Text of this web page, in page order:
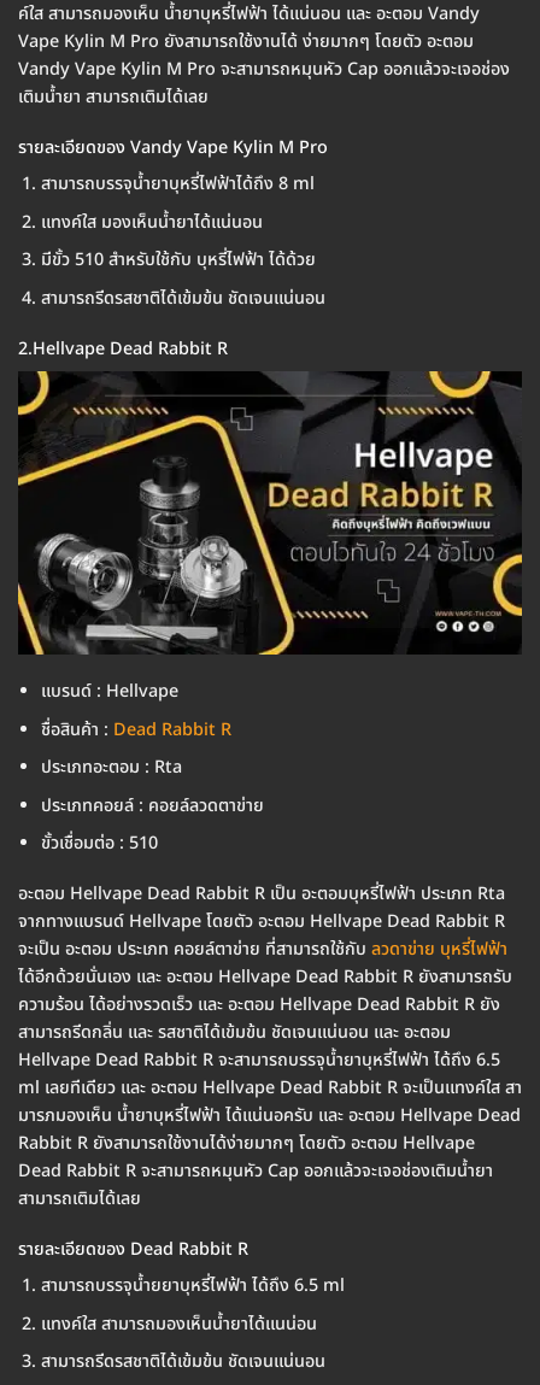
ค์ใส สามารถมองเห็น น้ำยาบุหรี่ไฟฟ้า ได้แน่นอน และ อะตอม Vandy
Vape Kylin M Pro ยังสามารถใช้งานได้ ง่ายมากๆ โดยตัว อะตอม
Vandy Vape Kylin M Pro จะสามารถหมุนหัว Cap ออกแล้วจะเจอช่อง
เติมน้ำยา สามารถเติมได้เลย
รายละเอียดของ Vandy Vape Kylin M Pro
สามารถบรรจุน้ำยาบุหรี่ไฟฟ้าได้ถึง 8 ml
แทงค์ใส มองเห็นน้ำยาได้แน่นอน
มีขั้ว 510 สำหรับใช้กับ บุหรี่ไฟฟ้า ได้ด้วย
สามารถรีดรสชาติได้เข้มข้น ชัดเจนแน่นอน
2.Hellvape Dead Rabbit R
แบรนด์ : Hellvape
ชื่อสินค้า : Dead Rabbit R
ประเภทอะตอม : Rta
ประเภทคอยล์ : คอยล์ลวดตาข่าย
ขั้วเชื่อมต่อ : 510
อะตอม Hellvape Dead Rabbit R เป็น อะตอมบุหรี่ไฟฟ้า ประเภท Rta
จากทางแบรนด์ Hellvape โดยตัว อะตอม Hellvape Dead Rabbit R
จะเป็น อะตอม ประเภท คอยล์ตาข่าย ที่สามารถใช้กับ ลวดาข่าย บุหรี่ไฟฟ้า
ได้อีกด้วยนั่นเอง และ อะตอม Hellvape Dead Rabbit R ยังสามารถรับ
ความร้อน ได้อย่างรวดเร็ว และ อะตอม Hellvape Dead Rabbit R ยัง
สามารถรีดกลิ่น และ รสชาติได้เข้มข้น ชัดเจนแน่นอน และ อะตอม
Hellvape Dead Rabbit R จะสามารถบรรจุน้ำยาบุหรี่ไฟฟ้า ได้ถึง 6.5
ml เลยทีเดียว และ อะตอม Hellvape Dead Rabbit R จะเป็นแทงค์ใส สา
มารภมองเห็น น้ำยาบุหรี่ไฟฟ้า ได้แน่นอครับ และ อะตอม Hellvape Dead
Rabbit R ยังสามารถใช้งานได้ง่ายมากๆ โดยตัว อะตอม Hellvape
Dead Rabbit R จะสามารถหมุนหัว Cap ออกแล้วจะเจอช่องเติมน้ำยา
สามารถเติมได้เลย
รายละเอียดของ Dead Rabbit R
สามารถบรรจุน้ำยยาบุหรี่ไฟฟ้า ได้ถึง 6.5 ml
แทงค์ใส สามารถมองเห็นน้ำยาได้แนน่อน
สามารถรีดรสชาติได้เข้มข้น ชัดเจนแน่นอน